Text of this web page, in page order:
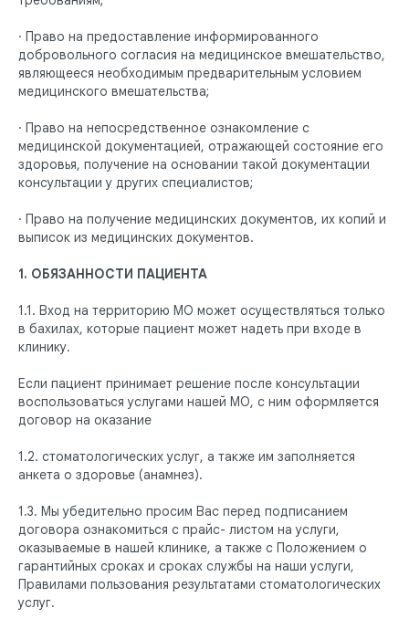
· Право на предоставление информированного
добровольного согласия на медицинское вмешательство,
являющееся необходимым предварительным условием
медицинского вмешательства;
· Право на непосредственное ознакомление с
медицинской документацией, отражающей состояние его
здоровья, получение на основании такой документации
консультации у других специалистов;
· Право на получение медицинских документов, их копий и
выписок из медицинских документов.
1. ОБЯЗАННОСТИ ПАЦИЕНТА
1.1. Вход на территорию МО может осуществляться только
в бахилах, которые пациент может надеть при входе в
клинику.
Если пациент принимает решение после консультации
воспользоваться услугами нашей МО, с ним оформляется
договор на оказание
1.2. стоматологических услуг, а также им заполняется
анкета о здоровье (анамнез).
1.3. Мы убедительно просим Вас перед подписанием
договора ознакомиться с прайс- листом на услуги,
оказываемые в нашей клинике, а также с Положением о
гарантийных сроках и сроках службы на наши услуги,
Правилами пользования результатами стоматологических
услуг.